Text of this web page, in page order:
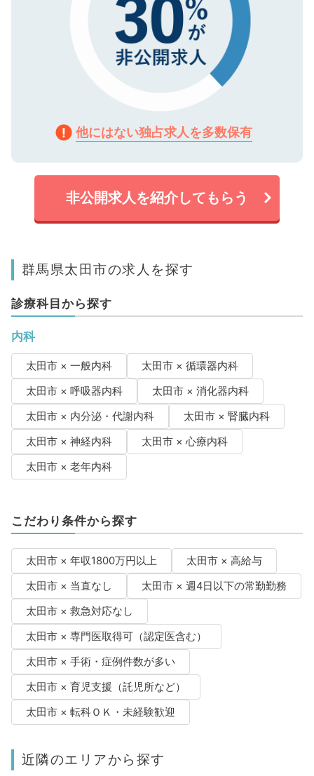
他にはない独占求人を多数保有
非公開求人を紹介してもらう
群馬県太田市の求人を探す
診療科目から探す
内科
太田市 × 一般内科
太田市 × 循環器内科
太田市 × 呼吸器内科
太田市 × 消化器内科
太田市 × 内分泌・代謝内科
太田市 × 腎臓内科
太田市 × 神経内科
太田市 × 心療内科
太田市 × 老年内科
こだわり条件から探す
太田市 × 年収1800万円以上
太田市 × 高給与
太田市 × 当直なし
太田市 × 週4日以下の常勤勤務
太田市 × 救急対応なし
太田市 × 専門医取得可（認定医含む）
太田市 × 手術・症例件数が多い
太田市 × 育児支援（託児所など）
太田市 × 転科ＯＫ・未経験歓迎
近隣のエリアから探す